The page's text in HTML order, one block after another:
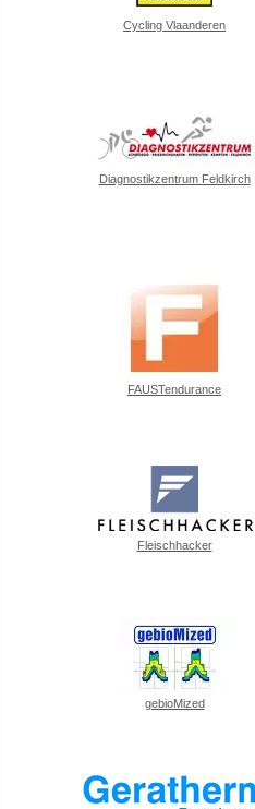
Cycling Vlaanderen
Diagnostikzentrum Feldkirch
FAUSTendurance
Fleischhacker
gebioMized